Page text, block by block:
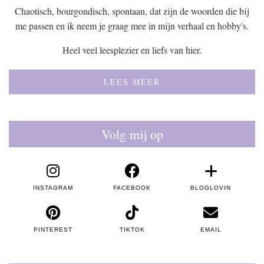
Chaotisch, bourgondisch, spontaan, dat zijn de woorden die bij
me passen en ik neem je graag mee in mijn verhaal en hobby's.
Heel veel leesplezier en liefs van hier.
LEES MEER
Volg mij op
INSTAGRAM FACEBOOK BLOGLOVIN
PINTEREST TIKTOK EMAIL